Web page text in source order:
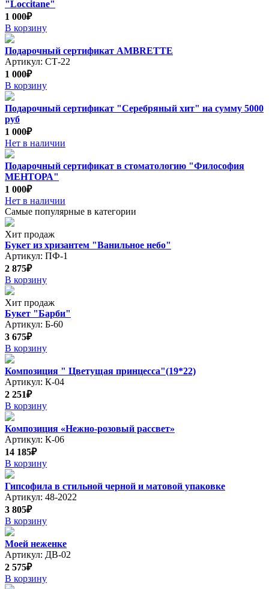
"Loccitane"
1 000₽
В корзину
Подарочный сертификат AMBRETTE
Артикул: СТ-22
1 000₽
В корзину
Подарочный сертификат "Серебряный хит" на сумму 5000
руб
1 000₽
Нет в наличии
Подарочный сертификат в стоматологию "Философия
МЕНТОРА"
1 000₽
Нет в наличии
Самые популярные в категории
Хит продаж
Букет из хризантем "Ванильное небо"
Артикул: ПФ-1
2 875₽
В корзину
Хит продаж
Букет "Барби"
Артикул: Б-60
3 675₽
В корзину
Композиция " Цветущая принцесса"(19*22)
Артикул: К-04
2 251₽
В корзину
Композиция «Нежно-розовый рассвет»
Артикул: К-06
14 185₽
В корзину
Гипсофила в стильной черной и матовой упаковке
Артикул: 48-2022
3 805₽
В корзину
Моей неженке
Артикул: ДВ-02
2 575₽
В корзину